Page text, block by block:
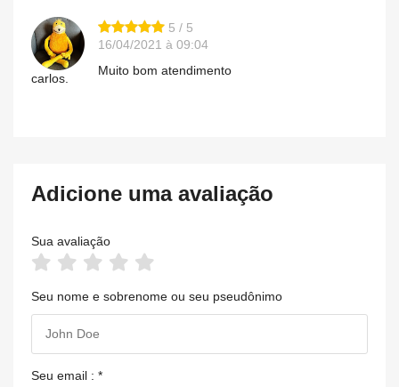
carlos.
5 / 5
16/04/2021 à 09:04
Muito bom atendimento
Adicione uma avaliação
Sua avaliação
Seu nome e sobrenome ou seu pseudônimo
Seu email : *